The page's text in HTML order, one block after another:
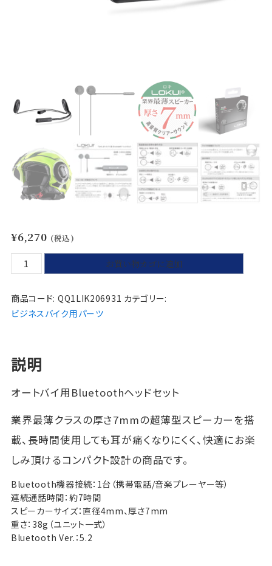
¥6,270 (税込)
料
み】
ミ
ラ
ド
キ
(L
O
U
I)：
オ
ー
お買い物カゴに追加
商品コード: QQ1LIK206931 カテゴリー:
ビジネスバイク用パーツ
説明
オートバイ用Bluetoothヘッドセット
業界最薄クラスの厚さ7mmの超薄型スピーカーを搭
載、長時間使用しても耳が痛くなりにくく、快適にお楽
しみ頂けるコンパクト設計の商品です。
Bluetooth機器接続：1台（携帯電話/音楽プレーヤー等）
連続通話時間：約7時間
スピーカーサイズ：直径4mm、厚さ7mm
重さ：38g（ユニット一式）
Bluetooth Ver.：5.2